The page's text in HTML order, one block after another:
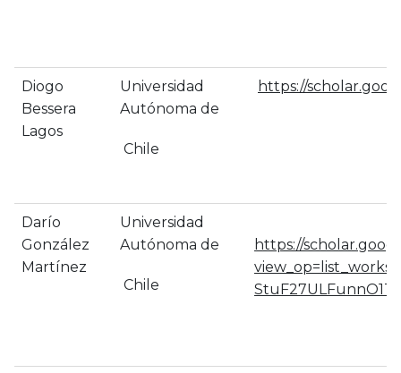
Diogo
Bessera
Lagos
Universidad
Autónoma de
Chile
https://
Darío
González
Martínez
Universidad
Autónoma de
Chile
https://